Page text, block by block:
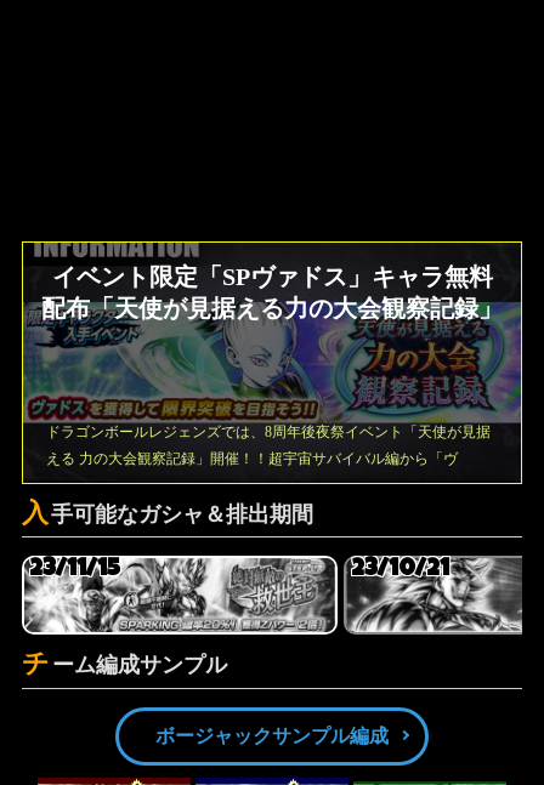
イベント限定「SPヴァドス」キャラ無料
配布「天使が見据える力の大会観察記録」
ドラゴンボールレジェンズでは、8周年後夜祭イベント「天使が見据
える 力の大会観察記録」開催！！超宇宙サバイバル編から「ヴ
入手可能なガシャ＆排出期間
23/11/15 23/10/21
チ ーム編成サンプル
ボージャックサンプル編成